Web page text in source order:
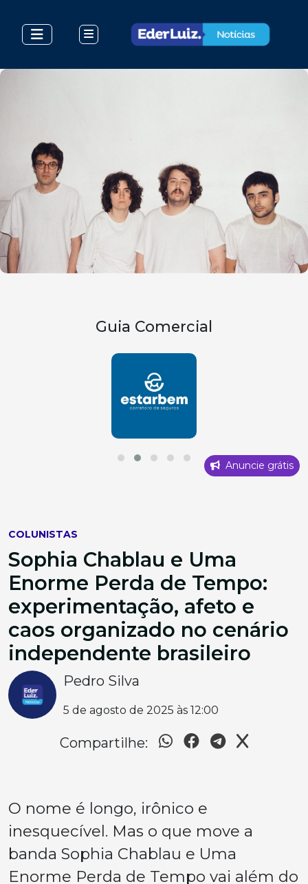
Guia Comercial
Anuncie grátis
COLUNISTAS
Sophia Chablau e Uma
Enorme Perda de Tempo:
experimentação, afeto e
caos organizado no cenário
independente brasileiro
Pedro Silva
5 de agosto de 2025 às 12:00
Compartilhe:
O nome é longo, irônico e
inesquecível. Mas o que move a
banda Sophia Chablau e Uma
Enorme Perda de Tempo vai além do